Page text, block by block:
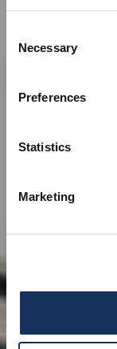
Selection
Necessary
Preferences
Statistics
Marketing